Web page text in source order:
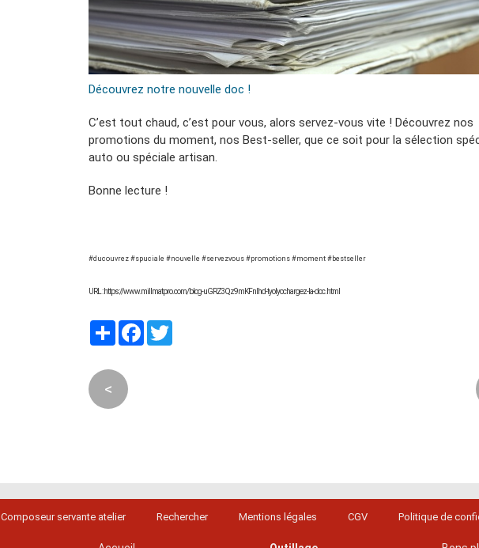
Découvrez notre nouvelle doc !
C’est tout chaud, c’est pour vous, alors servez-vous vite ! Découvrez nos
promotions du moment, nos Best-seller, que ce soit pour la sélection
auto ou spéciale artisan.
Bonne lecture !
#ducouvrez #spuciale #nouvelle #servezvous #promotions #moment #bestseller
URL : https://www.millmatpro.com/blog-uGRZ3Qz9mKFnIhd-tyolyochargez-la-doc.html
PartagerFacebook
<
Composeur servante atelier Rechercher Mentions légales CGV Politique de